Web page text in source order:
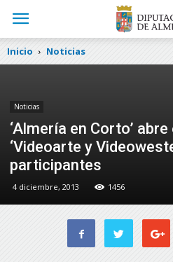
Inicio Noticias
Noticias
‘Almería en Corto’
‘Videoarte y
participantes
4 diciembre, 2013 1456